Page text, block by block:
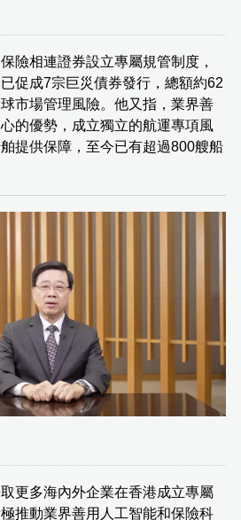
險相連證券設立專屬規管制度，
促成7宗巨災債券發行，總額約62
市場管理風險。他又指，業界善
的優勢，成立獨立的航運專項風
提供保障，至今已有超過800艘船
更多海內外企業在香港成立專屬
推動業界善用人工智能和保險科